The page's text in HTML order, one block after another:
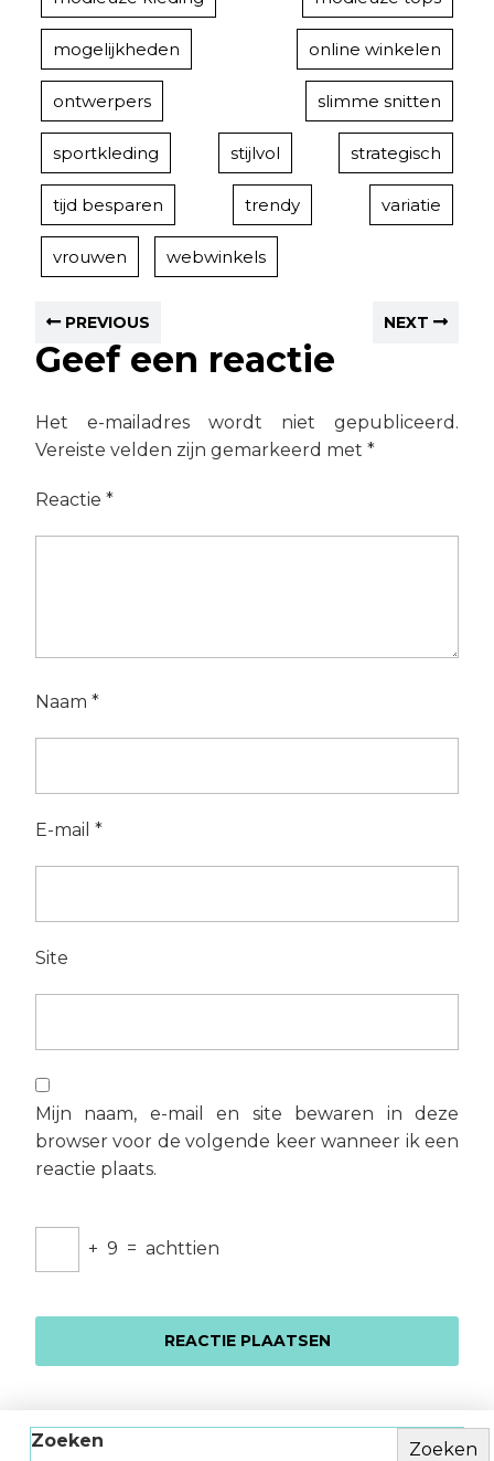
mogelijkheden online winkelen
ontwerpers slimme snitten
sportkleding stijlvol strategisch
tijd besparen trendy variatie
vrouwen webwinkels
PREVIOUS NEXT
Geef een reactie
Het e-mailadres wordt niet gepubliceerd.
Vereiste velden zijn gemarkeerd met *
Reactie *
Naam *
E-mail *
Site
Mijn naam, e-mail en site bewaren in deze
browser voor de volgende keer wanneer ik een
reactie plaats.
+ 9 = achttien
Zoeken Zoeken